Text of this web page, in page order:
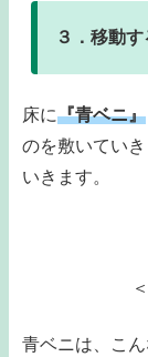
３．移動
床に『青ベニ』
のを敷いてい
いきます。
青ベニは、こん